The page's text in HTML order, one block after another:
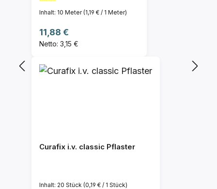
Inhalt: 10 Meter(1,19 € / 1 Meter)
Regulärer Preis:
11,88 €
Netto: 3,15 €
Curafix i.v. classic Pflaster
Inhalt: 20 Stück (0,19 € / 1 Stück)